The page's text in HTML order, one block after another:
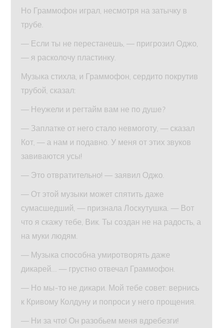
Но Граммофон играл, несмотря на затычку в
трубе.
— Если ты не перестанешь, — пригрозил Оджо,
— я расколочу пластинку.
Музыка стихла, и Граммофон, сердито покрутив
трубой, сказал:
— Неужели и регтайм вам не по душе?
— Заплатке от него стало невмоготу, — сказал
Кот, — а нам и подавно. У меня от этих звуков
завиваются усы!
— Это отвратительно! — заявил Оджо.
— От этой музыки может спятить даже
сумасшедший, — признала Лоскутушка. — Вот
что я скажу тебе, Вик. Ты создан не на радость, а
на муки людям.
— Музыка способна умиротворять даже
дикарей… — грустно отвечал Граммофон.
— Но мы-то не дикари. Мой тебе совет: вернись
к Кривому Колдуну и попроси у него прощения.
— Ни за что! Он разобьем меня вдребезги!